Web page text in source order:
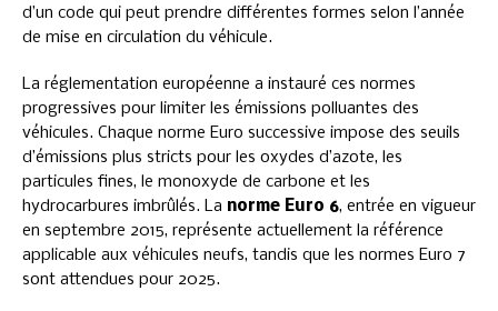
d’un code qui peut prendre différentes formes selon l’année
de mise en circulation du véhicule.
La réglementation européenne a instauré ces normes
progressives pour limiter les émissions polluantes des
véhicules. Chaque norme Euro successive impose des seuils
d’émissions plus stricts pour les oxydes d’azote, les
particules fines, le monoxyde de carbone et les
hydrocarbures imbrûlés. La norme Euro 6, entrée en vigueur
en septembre 2015, représente actuellement la référence
applicable aux véhicules neufs, tandis que les normes Euro 7
sont attendues pour 2025.